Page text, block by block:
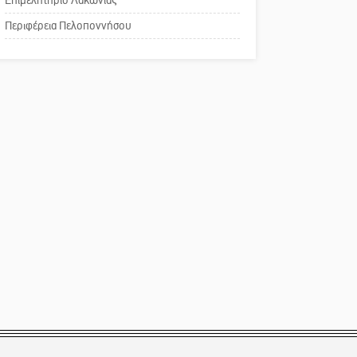
Το δικό σας σχόλιο:
Παράδειγμα κοινωνικής
Περιφέρεια Πελοποννήσου